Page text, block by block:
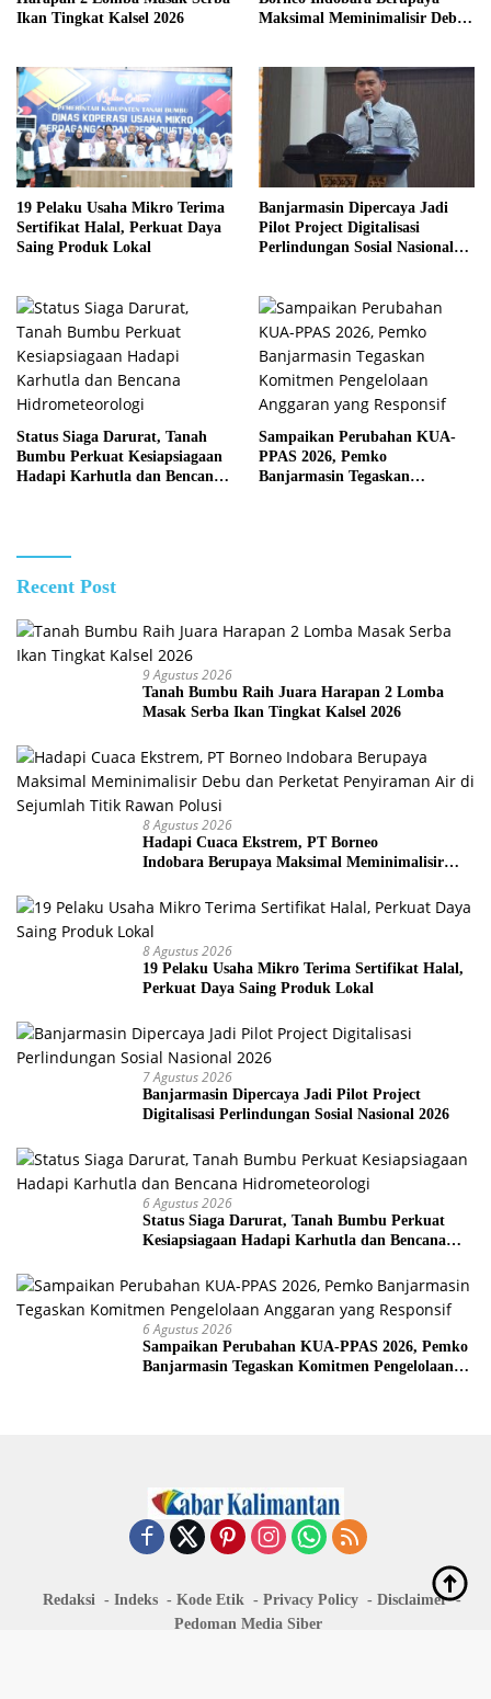
Ikan Tingkat Kalsel 2026
Maksimal Meminimalisir Debu
19 Pelaku Usaha Mikro Terima
Sertifikat Halal, Perkuat Daya
Saing Produk Lokal
Banjarmasin Dipercaya Jadi
Pilot Project Digitalisasi
Perlindungan Sosial Nasional
Status Siaga Darurat, Tanah
Bumbu Perkuat Kesiapsiagaan
Hadapi Karhutla dan Bencana
Sampaikan Perubahan KUA-
PPAS 2026, Pemko
Banjarmasin Tegaskan
Recent Post
9 Agustus 2026
Tanah Bumbu Raih Juara Harapan 2 Lomba
Masak Serba Ikan Tingkat Kalsel 2026
8 Agustus 2026
Hadapi Cuaca Ekstrem, PT Borneo
Indobara Berupaya Maksimal Meminimalisir
Titik Rawan Polusi
8 Agustus 2026
19 Pelaku Usaha Mikro Terima Sertifikat Halal,
Perkuat Daya Saing Produk Lokal
7 Agustus 2026
Banjarmasin Dipercaya Jadi Pilot Project
Digitalisasi Perlindungan Sosial Nasional 2026
6 Agustus 2026
Status Siaga Darurat, Tanah Bumbu Perkuat
Kesiapsiagaan Hadapi Karhutla dan Bencana
6 Agustus 2026
Sampaikan Perubahan KUA-PPAS 2026, Pemko
Banjarmasin Tegaskan Komitmen Pengelolaan
Redaksi Indeks Kode Etik Privacy Policy
Disclaimer
Pedoman Media Siber